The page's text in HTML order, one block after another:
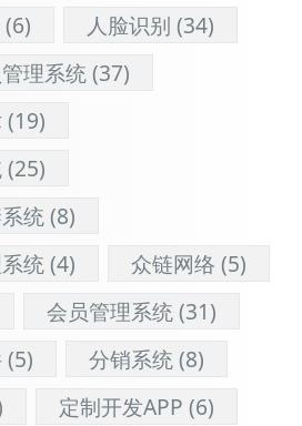
(6) 人脸识别 (34)
理系统(37)
(19)
(25)
统(8)
统(4) 众链网络 (5)
会员管理系统(31)
(5) 分销系统(8)
定制开发APP (6)